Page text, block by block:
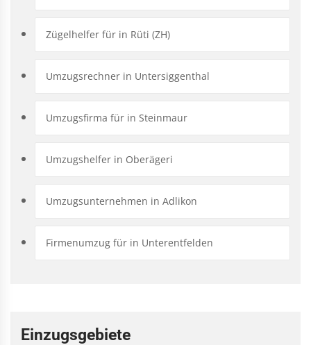
Zügelhelfer für in Rüti (ZH)
Umzugsrechner in Untersiggenthal
Umzugsfirma für in Steinmaur
Umzugshelfer in Oberägeri
Umzugsunternehmen in Adlikon
Firmenumzug für in Unterentfelden
Einzugsgebiete